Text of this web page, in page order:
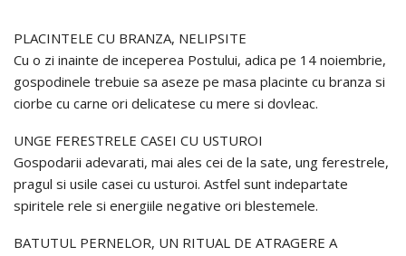
PLACINTELE CU BRANZA, NELIPSITE
Cu o zi inainte de inceperea Postului, adica pe 14 noiembrie,
gospodinele trebuie sa aseze pe masa placinte cu branza si
ciorbe cu carne ori delicatese cu mere si dovleac.
UNGE FERESTRELE CASEI CU USTUROI
Gospodarii adevarati, mai ales cei de la sate, ung ferestrele,
pragul si usile casei cu usturoi. Astfel sunt indepartate
spiritele rele si energiile negative ori blestemele.
BATUTUL PERNELOR, UN RITUAL DE ATRAGERE A